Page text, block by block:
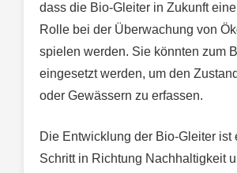
dass die Bio-Gleiter in Zukunft
Rolle bei der Überwachung von
spielen werden. Sie könnten zum
eingesetzt werden, um den
oder Gewässern zu erfassen.
Die Entwicklung der Bio-Gleiter ist
Schritt in Richtung Nachhaltigkeit